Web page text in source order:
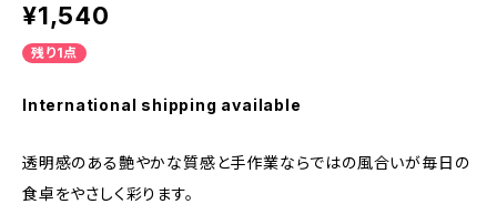
¥1,540
残り1点
International shipping available
透明感のある艶やかな質感と手作業ならではの風合いが毎日の
食卓をやさしく彩ります。